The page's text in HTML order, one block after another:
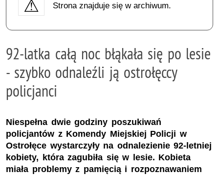
Strona znajduje się w archiwum.
92-latka całą noc błąkała się po lesie
- szybko odnaleźli ją ostrołęccy
policjanci
Niespełna dwie godziny poszukiwań
policjantów z Komendy Miejskiej Policji w
Ostrołęce wystarczyły na odnalezienie 92-letniej
kobiety, która zagubiła się w lesie. Kobieta
miała problemy z pamięcią i rozpoznawaniem